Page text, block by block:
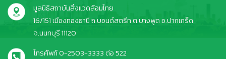
มูลนิธิสถาบันสิ่งแวดล้อมไทย
16/151 เมืองทองธานี ถ.บอนด์สตรีท ต.บางพูด อ.ปากเกร็ด
จ.นนทบุรี 11120
โทรศัพท์ 0-2503-3333 ต่อ 522